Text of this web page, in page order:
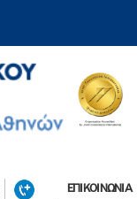
ΕΠΙΚΟΙΝΩΝΙΑ